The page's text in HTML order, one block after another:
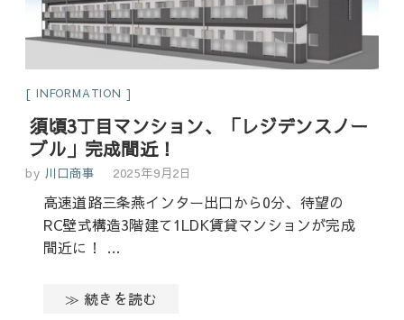
INFORMATION
須頃3丁目マンション、「レジデンスノー
ブル」完成間近！
by 川口商事 2025年9月2日
高速道路三条燕インター出口から0分、待望の
RC壁式構造3階建て1LDK賃貸マンションが完成
間近に！ …
≫ 続きを読む